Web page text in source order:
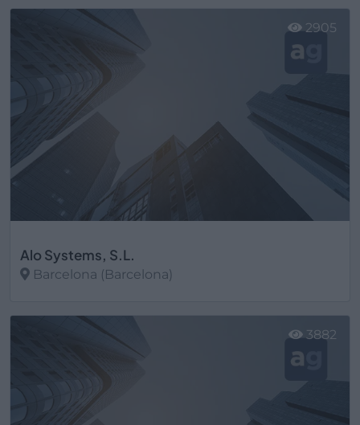
Alo Systems, S.L.
Barcelona (Barcelona)
2905
3882